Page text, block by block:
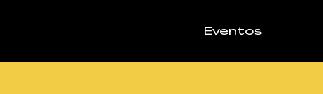
Eventos